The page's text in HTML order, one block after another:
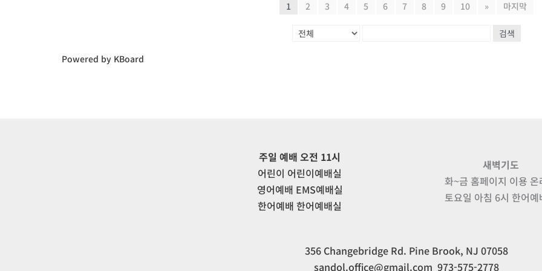
1 2 3 4 5 6 7 8 9 10 » 마지막
검색
Powered by KBoard
주일 예배 오전 11시
어린이 어린이예배실
영어예배 EMS예배실
한어예배 한어예배실
새벽기도
화~금 홈페이지 이용 온
토요일 아침 6시 한어예
356 Changebridge Rd. Pine Brook, NJ 07058
sandol.office@gmail.com 973-575-2778